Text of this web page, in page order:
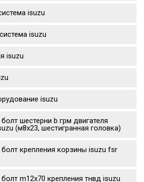
isuzu
isuzu
isuzu
isuzu
шестерни b грм двигателя
(м8х23, шестигранная головка)
болт крепления корзины isuzu fsr
m12x70 крепления тнвд isuzu